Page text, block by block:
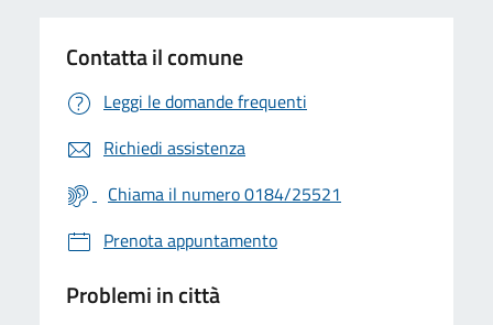
Contatta il comune
Leggi le domande frequenti
Richiedi assistenza
Chiama il numero 0184/25521
Prenota appuntamento
Problemi in città